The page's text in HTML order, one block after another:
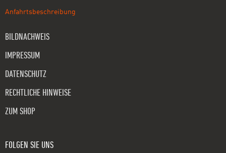
Anfahrtsbeschreibung
BILDNACHWEIS
IMPRESSUM
DATENSCHUTZ
RECHTLICHE HINWEISE
ZUM SHOP
FOLGEN SIE UNS